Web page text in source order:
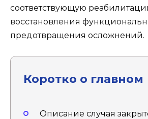
соответствующую
восстановления
предотвращения осложнений.
Коротко о главном
Описание случая